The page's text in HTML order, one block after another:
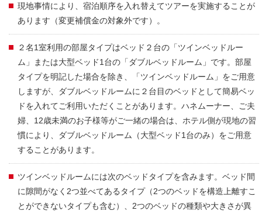
現地事情により、宿泊順序を入れ替えてツアーを実施することが
あります（変更補償金の対象外です）。
２名1室利用の部屋タイプはベッド２台の「ツインベッドルー
ム」または大型ベッド1台の「ダブルベッドルーム」です。部屋
タイプを明記した場合を除き、「ツインベッドルーム」をご用意
しますが、ダブルベッドルームに２台目のベッドとして簡易ベッ
ドを入れてご利用いただくことがあります。ハネムーナー、ご夫
婦、12歳未満のお子様等がご一緒の場合は、ホテル側が現地の習
慣により、ダブルベッドルーム（大型ベッド1台のみ）をご用意
することがあります。
ツインベッドルームには次のベッドタイプを含みます。ベッド間
に隙間がなく2つ並べてあるタイプ（2つのベッドを構造上離すこ
とができないタイプも含む）、2つのベッドの種類や大きさが異